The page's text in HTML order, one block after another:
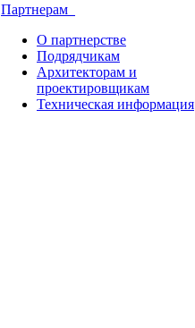
Партнерам
О партнерстве
Подрядчикам
Архитекторам и
проектировщикам
Техническая информация